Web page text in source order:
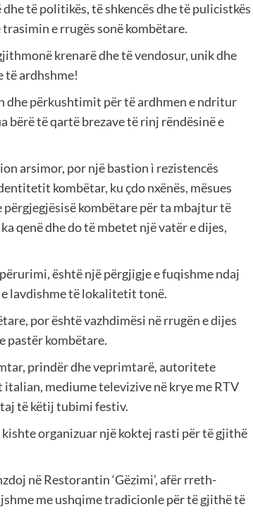
të politikës, të shkencës dhe të pulicistkës
e rrugës sonë kombëtare.
krenarë dhe të vendosur, unik dhe
të ardhshme!
dhe përkushtimit për të ardhmen e ndritur
bërë të qartë brezave të rinj rëndësinë e
arsimor, por një bastion ì rezistencës
kombëtar, ku çdo nxënës, mësues
kombëtare për ta mbajtur të
qenë dhe do të mbetet një vatër e dijes,
është një përgjigje e fuqishme ndaj
lavdishme të lokalitetit tonë.
por është vazhdimësi në rrugën e dijes
pastër kombëtare.
prindër dhe veprimtarë, autoritete
mediume televizive në krye me RTV
të këtij tubimi festiv.
organizuar një koktej rasti për të gjithë
në Restorantin ‘Gëzimi’, afër rreth-
me ushqime tradicionle për të gjithë të